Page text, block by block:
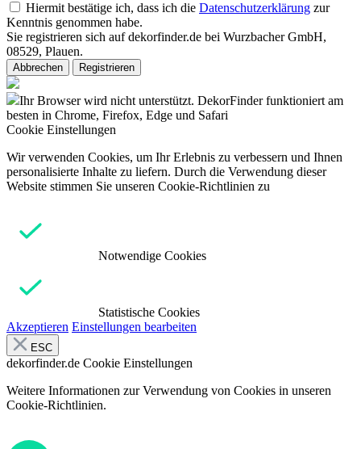
Hiermit bestätige ich, dass ich die Datenschutzerklärung zur
Kenntnis genommen habe.
Sie registrieren sich auf dekorfinder.de bei Wurzbacher GmbH,
08529, Plauen.
Abbrechen Registrieren
Ihr Browser wird nicht unterstützt. DekorFinder funktioniert am
besten in Chrome, Firefox, Edge und Safari
Cookie Einstellungen
Wir verwenden Cookies, um Ihr Erlebnis zu verbessern und Ihnen
personalisierte Inhalte zu liefern. Durch die Verwendung dieser
Website stimmen Sie unseren Cookie-Richtlinien zu
Notwendige Cookies
Statistische Cookies
Akzeptieren Einstellungen bearbeiten
ESC
dekorfinder.de Cookie Einstellungen
Weitere Informationen zur Verwendung von Cookies in unseren
Cookie-Richtlinien.